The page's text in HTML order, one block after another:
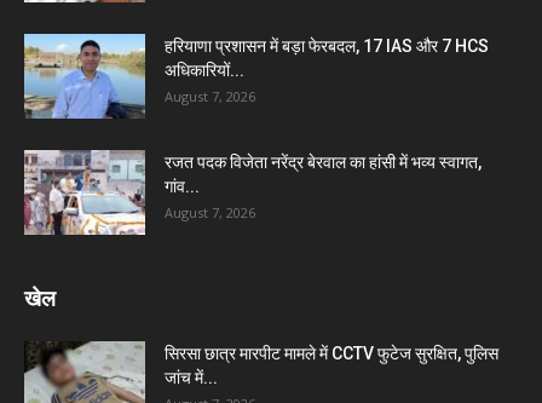
हरियाणा प्रशासन में बड़ा फेरबदल, 17 IAS और 7 HCS
अधिकारियों...
August 7, 2026
रजत पदक विजेता नरेंद्र बेरवाल का हांसी में भव्य स्वागत,
गांव...
August 7, 2026
खेल
सिरसा छात्र मारपीट मामले में CCTV फुटेज सुरक्षित, पुलिस
जांच में...